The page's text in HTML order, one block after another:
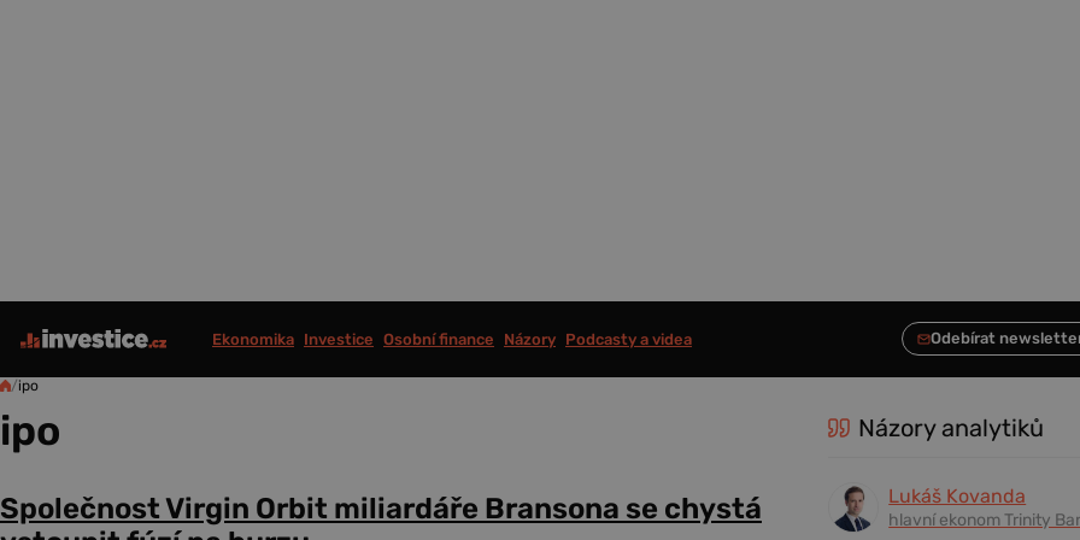
Ekonomika Investice Osobní finance Názory Podcasty a videa
/ipo
ipo
Společnost Virgin Orbit miliardáře Bransona se chystá
Názory analytiků
Lukáš Kovanda
hlavní ekonom Trinity